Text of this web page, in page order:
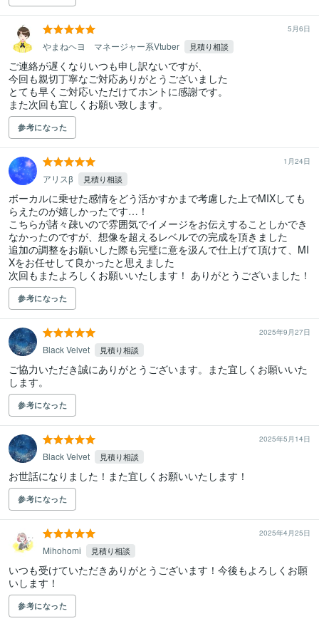
5月6日
やまねヘヨ マネージャー系Vtuber 見積り相談
ご連絡が遅くなりいつも申し訳ないですが、
今回も親切丁寧なご対応ありがとうございました
とても早くご対応いただけてホントに感謝です。
また次回も宜しくお願い致します。
参考になった
1月24日
アリスβ 見積り相談
ボーカルに乗せた感情をどう活かすかまで考慮した上でMIXしても
らえたのが嬉しかったです…！
こちらが諸々疎いので雰囲気でイメージをお伝えすることしかでき
なかったのですが、想像を超えるレベルでの完成を頂きました
追加の調整をお願いした際も完璧に意を汲んで仕上げて頂けて、MI
Xをお任せして良かったと思えました
次回もまたよろしくお願いいたします！ ありがとうございました！
参考になった
2025年9月27日
Black Velvet 見積り相談
ご協力いただき誠にありがとうございます。また宜しくお願いいた
します。
参考になった
2025年5月14日
Black Velvet 見積り相談
お世話になりました！また宜しくお願いいたします！
参考になった
2025年4月25日
Mihohomi 見積り相談
いつも受けていただきありがとうございます！今後もよろしくお願
いします！
参考になった